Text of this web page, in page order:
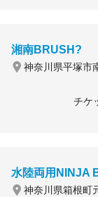
湘南BRUSH?
神奈川県平塚市
チケ
水陸両用NINJA
神奈川県箱根町